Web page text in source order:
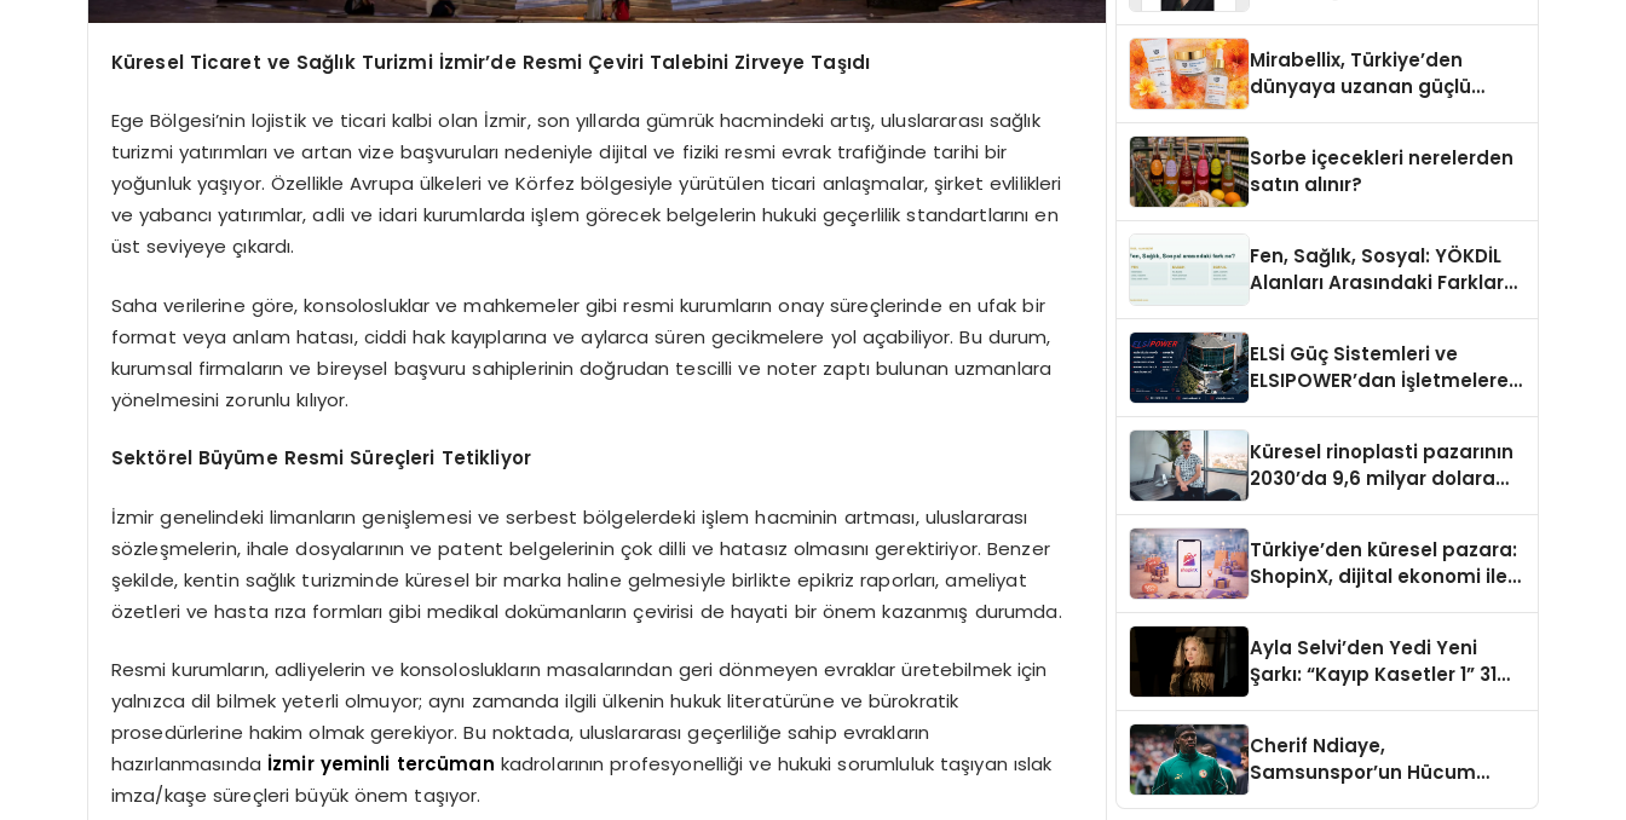
Küresel Ticaret ve Sağlık Turizmi İzmir’de Resmi Çeviri Talebini Zirveye Taşıdı
Ege Bölgesi’nin lojistik ve ticari kalbi olan İzmir, son yıllarda gümrük hacmindeki artış, uluslararası sağlık
turizmi yatırımları ve artan vize başvuruları nedeniyle dijital ve fiziki resmi evrak trafiğinde tarihi bir
yoğunluk yaşıyor. Özellikle Avrupa ülkeleri ve Körfez bölgesiyle yürütülen ticari anlaşmalar, şirket evlilikleri
ve yabancı yatırımlar, adli ve idari kurumlarda işlem görecek belgelerin hukuki geçerlilik standartlarını en
üst seviyeye çıkardı.
Saha verilerine göre, konsolosluklar ve mahkemeler gibi resmi kurumların onay süreçlerinde en ufak bir
format veya anlam hatası, ciddi hak kayıplarına ve aylarca süren gecikmelere yol açabiliyor. Bu durum,
kurumsal firmaların ve bireysel başvuru sahiplerinin doğrudan tescilli ve noter zaptı bulunan uzmanlara
yönelmesini zorunlu kılıyor.
Sektörel Büyüme Resmi Süreçleri Tetikliyor
İzmir genelindeki limanların genişlemesi ve serbest bölgelerdeki işlem hacminin artması, uluslararası
sözleşmelerin, ihale dosyalarının ve patent belgelerinin çok dilli ve hatasız olmasını gerektiriyor. Benzer
şekilde, kentin sağlık turizminde küresel bir marka haline gelmesiyle birlikte epikriz raporları, ameliyat
özetleri ve hasta rıza formları gibi medikal dokümanların çevirisi de hayati bir önem kazanmış durumda.
Resmi kurumların, adliyelerin ve konsoloslukların masalarından geri dönmeyen evraklar üretebilmek için
yalnızca dil bilmek yeterli olmuyor; aynı zamanda ilgili ülkenin hukuk literatürüne ve bürokratik
prosedürlerine hakim olmak gerekiyor. Bu noktada, uluslararası geçerliliğe sahip evrakların
hazırlanmasında İzmir yeminli tercüman kadrolarının profesyonelliği ve hukuki sorumluluk taşıyan ıslak
imza/kaşe süreçleri büyük önem taşıyor.
Mirabellix, Türkiye’den
dünyaya uzanan güçlü
Sorbe içecekleri nerelerden
satın alınır?
Fen, Sağlık, Sosyal: YÖKDİL
Alanları Arasındaki Farklar
ELSİ Güç Sistemleri ve
ELSIPOWER’dan İşletmelere
Küresel rinoplasti pazarının
2030’da 9,6 milyar dolara
Türkiye’den küresel pazara:
ShopinX, dijital ekonomi ile
Ayla Selvi’den Yedi Yeni
Şarkı: “Kayıp Kasetler 1” 31
Cherif Ndiaye,
Samsunspor’un Hücum